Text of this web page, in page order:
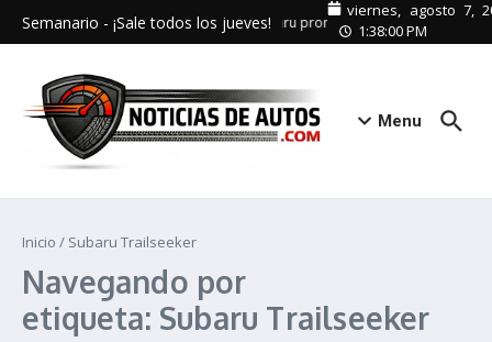
Semanario - ¡Sale todos los jueves!Subaru promueve el turismo interno
viernes, agosto 7,
1:38:00 PM
Menu
Inicio / Subaru Trailseeker
Navegando por
etiqueta: Subaru Trailseeker